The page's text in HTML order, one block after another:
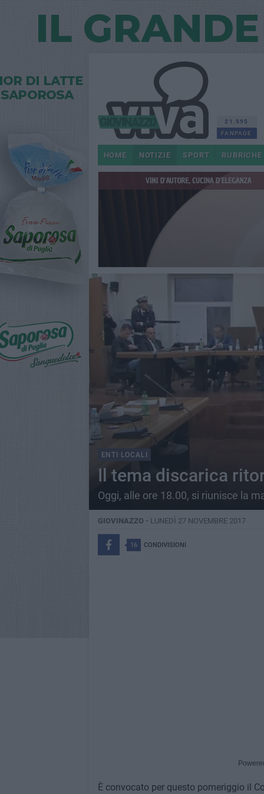
21.595
FANPAGE
HOME NOTIZIE SPORT RUBRICHE
ENTI LOCALI
Il tema discarica
Oggi, alle ore 18.00, si riunisce la
GIOVINAZZO - LUNEDÌ 27 NOVEMBRE 2017
16 CONDIVISIONI
È convocato per questo pomeriggio il